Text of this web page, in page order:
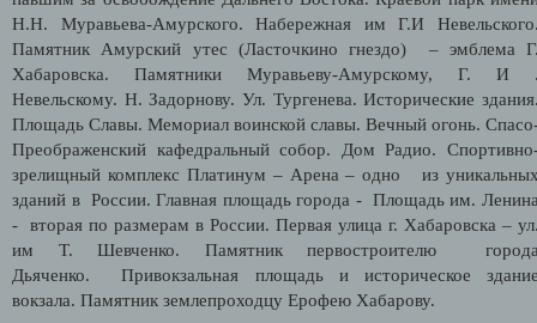
Н.Н. Муравьева-Амурского. Набережная им Г.И
Памятник Амурский утес (Ласточкино гнездо) – эмблема
Хабаровска. Памятники Муравьеву-Амурскому, Г. И
Невельскому. Н. Задорнову. Ул. Тургенева. Исторические
Площадь Славы. Мемориал воинской славы. Вечный огонь.
Преображенский кафедральный собор. Дом Радио.
зрелищный комплекс Платинум – Арена – одно из
зданий в России. Главная площадь города - Площадь им.
- вторая по размерам в России. Первая улица г. Хабаровска –
им Т. Шевченко. Памятник первостроителю
Дьяченко. Привокзальная площадь и историческое
вокзала. Памятник землепроходцу Ерофею Хабарову.